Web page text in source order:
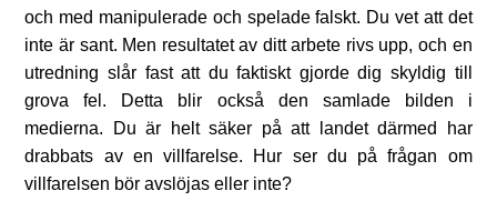
och med manipulerade och spelade falskt. Du vet att det
inte är sant. Men resultatet av ditt arbete rivs upp, och en
utredning slår fast att du faktiskt gjorde dig skyldig till
grova fel. Detta blir också den samlade bilden i
medierna. Du är helt säker på att landet därmed har
drabbats av en villfarelse. Hur ser du på frågan om
villfarelsen bör avslöjas eller inte?